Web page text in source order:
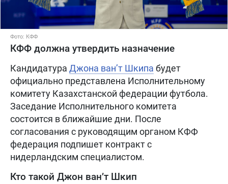
Фото: КФФ
КФФ должна утвердить назначение
Кандидатура Джона ван’т Шкипа будет
официально представлена Исполнительному
комитету Казахстанской федерации футбола.
Заседание Исполнительного комитета
состоится в ближайшие дни. После
согласования с руководящим органом КФФ
федерация подпишет контракт с
нидерландским специалистом.
Кто такой Джон ван’т Шкип